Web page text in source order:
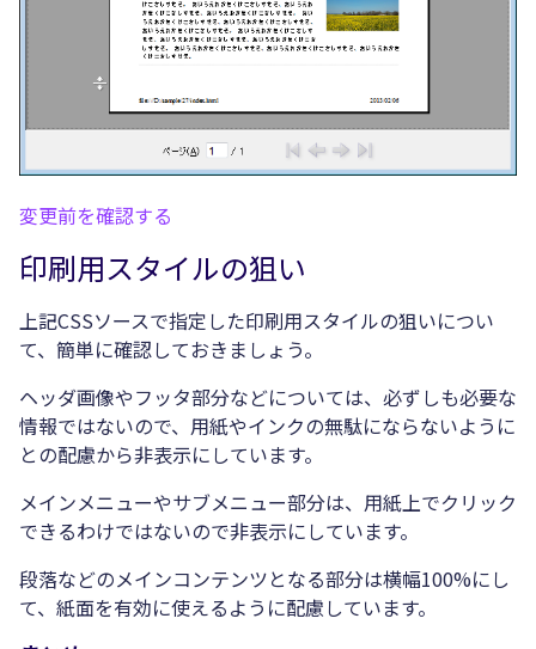
変更前を確認する
印刷用スタイルの狙い
上記CSSソースで指定した印刷用スタイルの狙いについ
て、簡単に確認しておきましょう。
ヘッダ画像やフッタ部分などについては、必ずしも必要な
情報ではないので、用紙やインクの無駄にならないように
との配慮から非表示にしています。
メインメニューやサブメニュー部分は、用紙上でクリック
できるわけではないので非表示にしています。
段落などのメインコンテンツとなる部分は横幅100%にし
て、紙面を有効に使えるように配慮しています。